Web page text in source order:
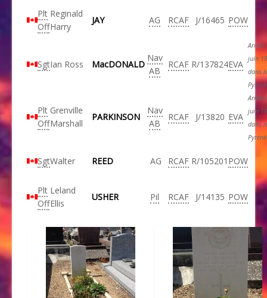
Plt
Off
Reginald
Harry
JAY AG RCAF J/16465 POW
SgtIan Ross MacDONALD
Nav
AB
RCAF R/137824EVA
Arrêté
juin
dans
Plt
Off
Grenville
Marshall
PARKINSON
Nav
AB
RCAF J/13820 EVA
Arrêté
juin
dans
SgtWalter REED AG RCAF R/105201 POW
Plt
Off
Leland
Ellis
USHER Pil RCAF J/14135 POW